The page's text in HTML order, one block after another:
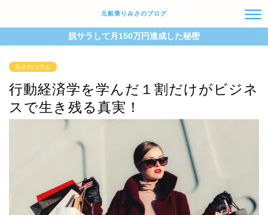
元船乗りみさのブログ
脱サラして月150万円達成した秘密
みさのコラム
行動経済学を学んだ１割だけがビジネ
スで生き残る真実！